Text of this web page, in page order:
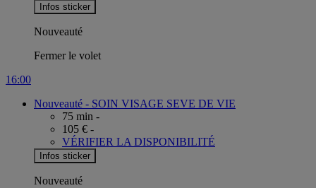
Infos sticker
Nouveauté
Fermer le volet
16:00
Nouveauté - SOIN VISAGE SEVE DE VIE
75 min -
105 € -
VÉRIFIER LA DISPONIBILITÉ
Infos sticker
Nouveauté